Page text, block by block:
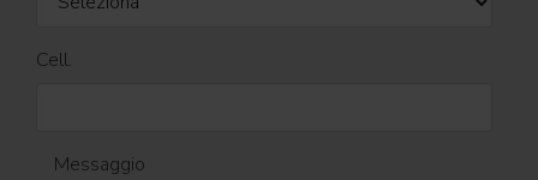
Cell.
Messaggio